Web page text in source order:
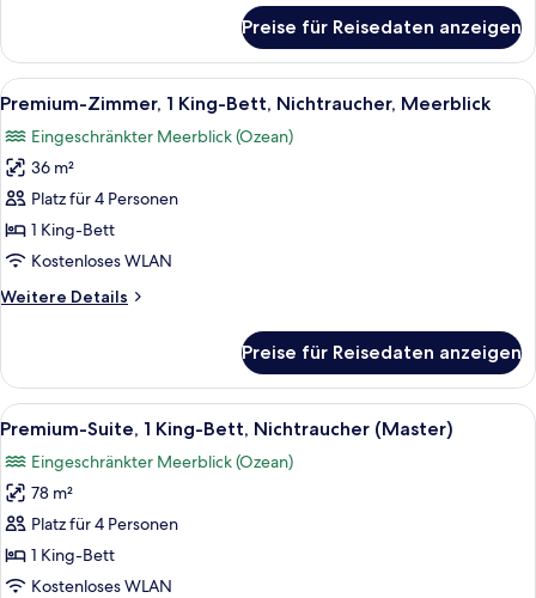
Zimmer,
1 King-
Bett,
Meerseite
Preise für Reisedaten anzeigen
Alle
Fotos
für
Premium-
Zimmer,
1 King-
Bett,
Meerblick
Ein Hotelzimmer mit einem großen
8
Premium-Zimmer, 1 King-Bett, Nichtraucher, Meerblick
Eingeschränkter Meerblick (Ozean)
36 m²
Platz für 4 Personen
1 King-Bett
Kostenloses WLAN
Weitere Details
Weitere
Zimmer,
1 King-
Bett,
Meerblick
Preise für Reisedaten anzeigen
Alle
Fotos
für
Premium-
Suite,
1 King-
Bett,
Ein Hotelzimmer mit einem großen
7
Premium-Suite, 1 King-Bett, Nichtraucher (Master)
Eingeschränkter Meerblick (Ozean)
78 m²
Platz für 4 Personen
1 King-Bett
Kostenloses WLAN